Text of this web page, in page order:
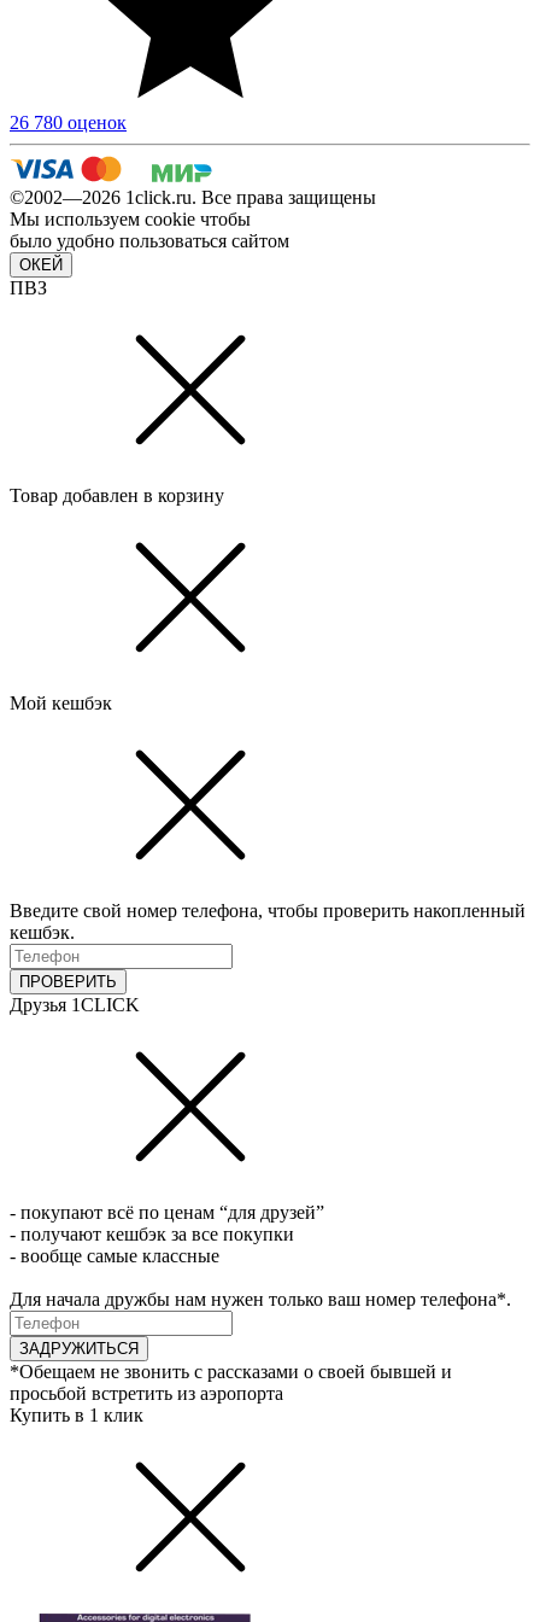
26 780 оценок
©2002—2026 1сlick.ru. Все права защищены
Мы используем cookie чтобы
было удобно пользоваться сайтом
ОКЕЙ
ПВЗ
Товар добавлен в корзину
Мой кешбэк
Введите свой номер телефона, чтобы проверить накопленный
кешбэк.
ПРОВЕРИТЬ
Друзья 1CLICK
- покупают всё по ценам “для друзей”
- получают кешбэк за все покупки
- вообще самые классные
Для начала дружбы нам нужен только ваш номер телефона*.
ЗАДРУЖИТЬСЯ
*Обещаем не звонить с рассказами о своей бывшей и
просьбой встретить из аэропорта
Купить в 1 клик